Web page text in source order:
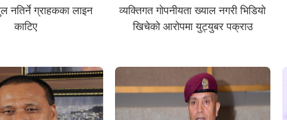
नतिर्ने ग्राहकका लाइन
काटिए
व्यक्तिगत गोपनीयता ख्याल नगरी भिडियो
खिचेको आरोपमा युट्युबर पक्राउ